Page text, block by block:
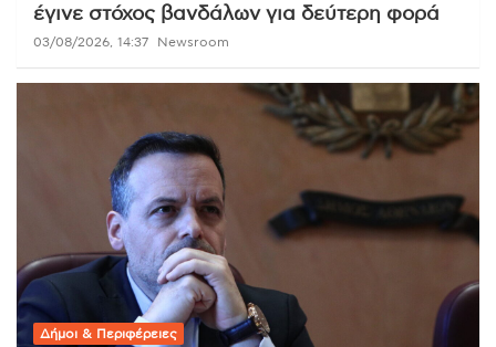
έγινε στόχος βανδάλων για δεύτερη φορά
03/08/2026, 14:37 Newsroom
Δήμοι & Περιφέρειες